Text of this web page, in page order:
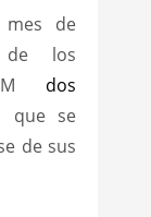
mes de
de los
dos
que se
de sus